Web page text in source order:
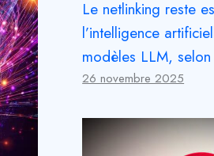
Le netlinking reste
l’intelligence
modèles LLM,
26 novembre 2025